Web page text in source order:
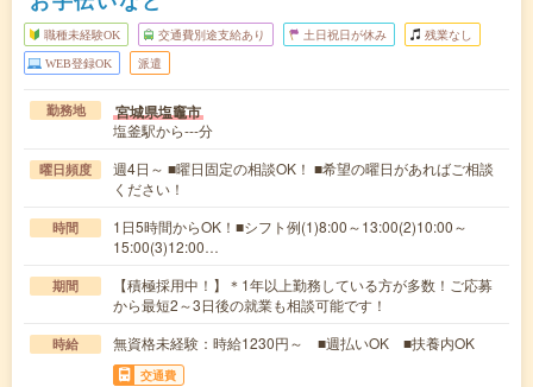
職種未経験OK 交通費別途支給あり 土日祝日が休み 残業なし
WEB登録OK 派遣
勤務地 宮城県塩竈市
塩釜駅から---分
曜日頻度
週4日～ ■曜日固定の相談OK！ ■希望の曜日があればご相談
ください！
時間
1日5時間からOK！■シフト例(1)8:00～13:00(2)10:00～
15:00(3)12:00…
期間
【積極採用中！】＊1年以上勤務している方が多数！ご応募
から最短2～3日後の就業も相談可能です！
時給 無資格未経験：時給1230円～ ■週払いOK ■扶養内OK
交通費